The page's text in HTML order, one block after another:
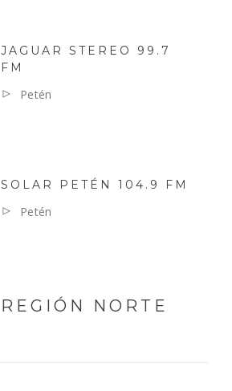
JAGUAR STEREO 99.7
FM
Petén
SOLAR PETÉN 104.9 FM
Petén
REGIÓN NORTE